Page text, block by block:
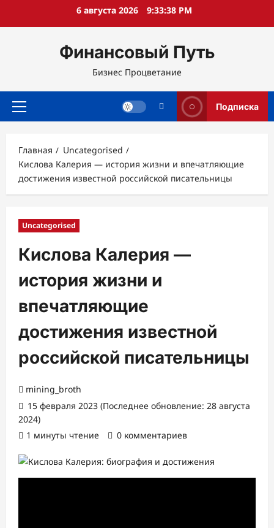
6 августа 2026 9:33:39 PM
Финансовый Путь
Бизнес Процветание
Основное
Подписка
Главная
Uncategorised
Кислова Калерия — история жизни и впечатляющие
достижения известной российской писательницы
Uncategorised
Кислова Калерия —
история жизни и
впечатляющие
достижения известной
российской писательницы
mining_broth
15 февраля 2023 (Последнее обновление: 28 августа
2024)
1 минуты чтение
0 комментариев